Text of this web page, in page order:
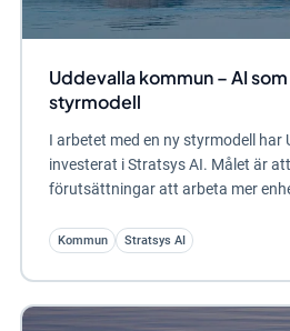
Uddevalla kommun – AI
styrmodell
I arbetet med en ny styrmodell har
investerat i Stratsys AI. Målet är
förutsättningar att arbeta mer
Kommun Stratsys AI